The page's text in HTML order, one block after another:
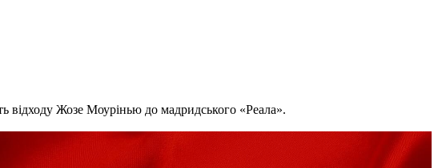
відходу Жозе Моурінью до мадридського «Реала».